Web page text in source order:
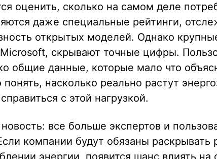
оценить, сколько на самом деле
даже специальные рейтинги,
открытых моделей. Однако
скрывают точные цифры.
общие данные, которые мало что
насколько реально растут
с этой нагрузкой.
все больше экспертов и
компании будут обязаны раскрывать
энергии, появится шанс влиять на